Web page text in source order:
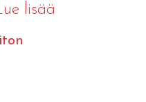
lisää